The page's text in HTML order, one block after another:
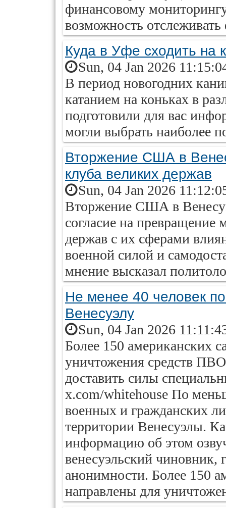
финансовому
возможность
Куда в Уфе сходить на
Sun, 04 Jan 2026
В период новогодних
катанием на коньках в
подготовили для вас
могли выбрать наиболее
Вторжение США в
клуба великих держав
Sun, 04 Jan 2026
Вторжение США в
согласие на превращение
держав с их сферами
военной силой и
мнение высказал
Не менее 40 человек
Венесуэлу
Sun, 04 Jan 2026
Более 150 американских
уничтожения средств
доставить силы
x.com/whitehouse По
военных и гражданских
территории Венесуэлы.
информацию об этом
венесуэльский чиновник,
анонимности. Более 150
направлены для